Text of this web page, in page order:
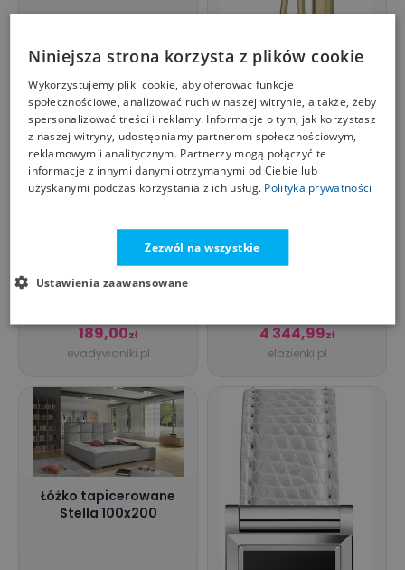
189,00zł
evadywaniki.pl
prysznicowym Deante
Silia Hexa złoto
szczotkowane
4 344,99zł
elazienki.pl
Łóżko tapicerowane
Stella 100x200
Niniejsza strona korzysta z plików cookie
Wykorzystujemy pliki cookie, aby oferować funkcje
społecznościowe, analizować ruch w naszej witrynie, a także, żeby
spersonalizować treści i reklamy. Informacje o tym, jak korzystasz
z naszej witryny, udostępniamy partnerom społecznościowym,
reklamowym i analitycznym. Partnerzy mogą połączyć te
informacje z innymi danymi otrzymanymi od Ciebie lub
uzyskanymi podczas korzystania z ich usług. Polityka prywatności
Zezwól na wszystkie
Ustawienia zaawansowane